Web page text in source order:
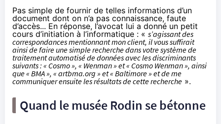
Pas simple de fournir de telles informations d’un
document dont on n’a pas connaissance, faute
d’accès... En réponse, l’avocat lui a donné un petit
cours d’initiation à l’informatique : « s’agissant des
correspondances mentionnant mon client, il vous suffirait
ainsi de faire une simple recherche dans votre système de
traitement automatisé de données avec les discriminants
suivants : « Cosmo », « Wenman » et « Cosmo Wenman », ainsi
que « BMA », « artbma.org » et « Baltimore » et de me
communiquer ensuite les résultats de cette recherche ».
Quand le musée Rodin se bétonne